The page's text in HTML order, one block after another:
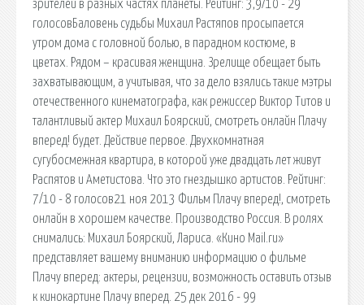
зрителей в разных частях планеты. Рейтинг: 3,9/10 - 29
голосовБаловень судьбы Михаил Растяпов просыпается
утром дома с головной болью, в парадном костюме, в
цветах. Рядом – красивая женщина. Зрелище обещает быть
захватывающим, а учитывая, что за дело взялись такие мэтры
отечественного кинематографа, как режиссер Виктор Титов и
талантливый актер Михаил Боярский, смотреть онлайн Плачу
вперед! будет. Действие первое. Двухкомнатная
сугубосмежная квартира, в которой уже двадцать лет живут
Распятов и Аметистова. Что это гнездышко артистов. Рейтинг:
7/10 - 8 голосов21 ноя 2013 Фильм Плачу вперед!, смотреть
онлайн в хорошем качестве. Производство Россия. В ролях
снимались: Михаил Боярский, Лариса. «Кино Mail.ru»
представляет вашему вниманию информацию о фильме
Плачу вперед: актеры, рецензии, возможность оставить отзыв
к кинокартине Плачу вперед. 25 дек 2016 - 99